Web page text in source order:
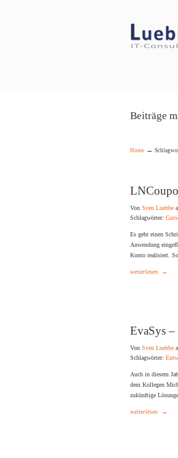
Beiträge
Home →
Von Sven Luebbe
Schlagwörter:
Es geht einen
Anwendung
Konto realisiert.
weiterlesen →
EvaSys
Von Sven Luebbe
Schlagwörter:
Auch in diesem
dem Kollegen
zukünftige
weiterlesen →